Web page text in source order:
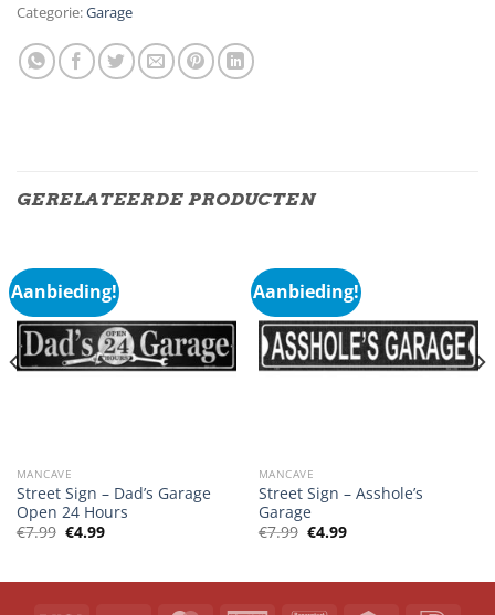
Categorie:Garage
GERELATEERDE PRODUCTEN
Aanbieding!
MANCAVE
Street Sign – Dad’s Garage
Open 24 Hours
€7.99 Oorspronkelijke
prijs
€4.99Huidige
Aanbieding!
MANCAVE
Street Sign – Asshole’s
Garage
€7.99 Oorspronkelijke
prijs
€4.99Huidige